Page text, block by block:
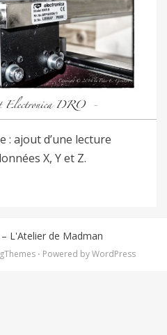
: ajout d’une lecture
X, Y et Z.
L'Atelier de Madman
⋅ Powered byWordPress